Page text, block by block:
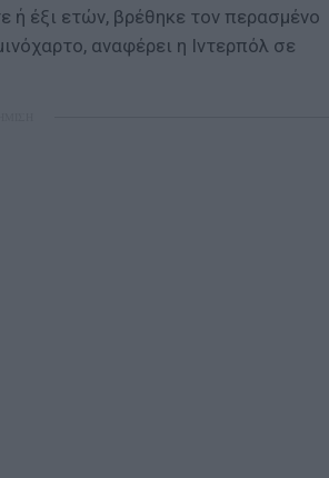
ή έξι ετών, βρέθηκε τον περασμένο
αναφέρει η Ιντερπόλ σε